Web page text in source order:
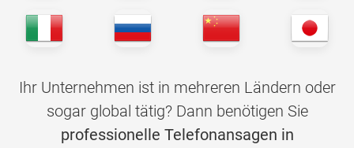
Ihr Unternehmen ist in mehreren Ländern oder
sogar global tätig? Dann benötigen Sie
professionelle Telefonansagen in